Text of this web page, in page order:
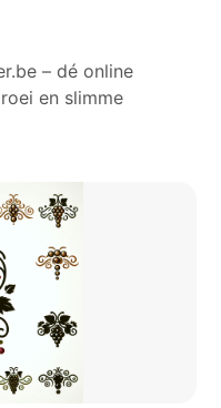
– dé online
en slimme